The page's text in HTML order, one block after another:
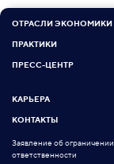
ОТРАСЛИ ЭКОНОМИКИ
ПРАКТИКИ
ПРЕСС-ЦЕНТР
КАРЬЕРА
КОНТАКТЫ
Заявление об ограничении
ответственности